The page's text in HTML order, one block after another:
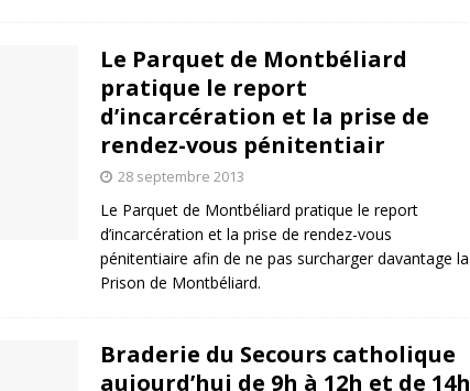
Le Parquet de Montbéliard
pratique le report
d’incarcération et la prise de
rendez-vous pénitentiair
28 septembre 2013
Le Parquet de Montbéliard pratique le report
d’incarcération et la prise de rendez-vous
pénitentiaire afin de ne pas surcharger davantage la
Prison de Montbéliard.
Braderie du Secours catholique
aujourd’hui de 9h à 12h et de 14h